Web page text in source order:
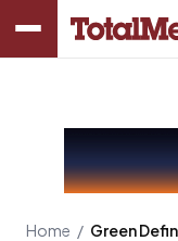
Home / Green